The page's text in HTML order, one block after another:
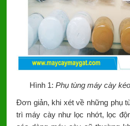
Hình 1: Phụ tùng máy cày
Đơn giản, khi xét về những phụ
trì máy cày như lọc nhớt, lọc